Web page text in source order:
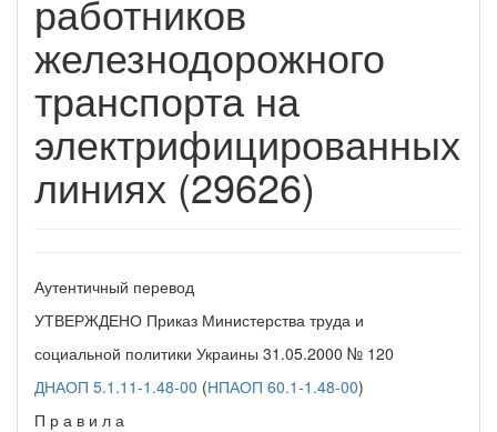
работников
железнодорожного
транспорта на
электрифицированных
линиях (29626)
Аутентичный перевод
УТВЕРЖДЕНО Приказ Министерства труда и
социальной политики Украины 31.05.2000 № 120
ДНАОП 5.1.11-1.48-00 (НПАОП 60.1-1.48-00)
П р а в и л а